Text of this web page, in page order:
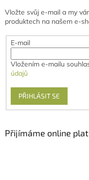
Vložte svůj e-mail a my
produktech na našem e-
E-mail
Vložením e-mailu
údajů
PŘIHLÁSIT SE
Přijímáme online